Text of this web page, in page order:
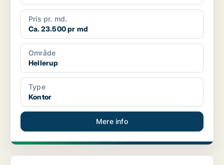
Pris pr. md.
Ca. 23.500 pr md
Område
Hellerup
Type
Kontor
Mere info
Kontor i Hellerup